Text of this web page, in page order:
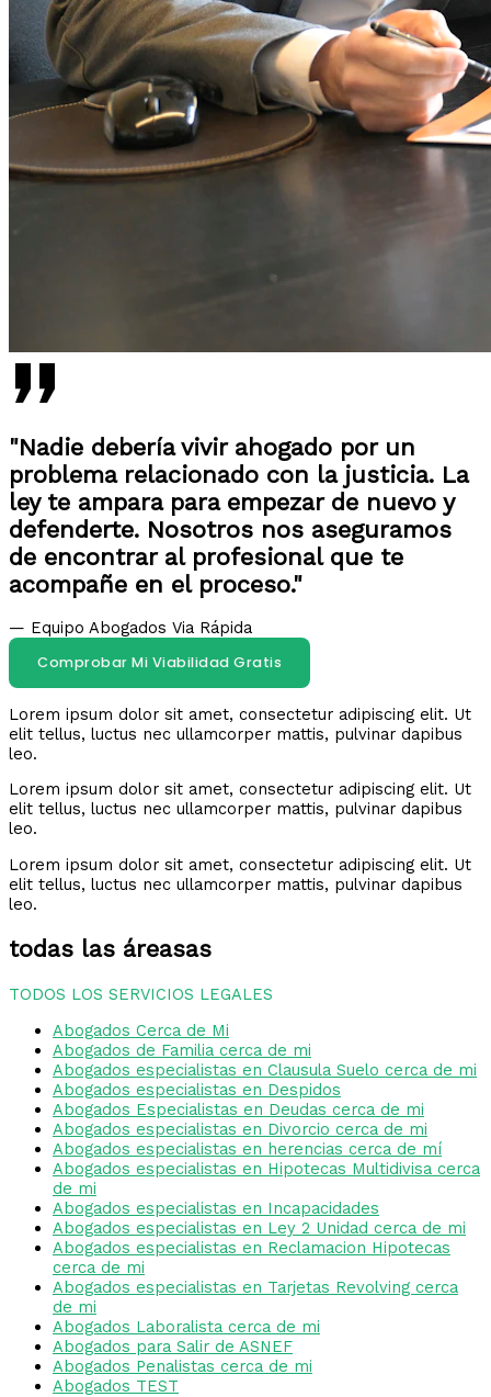
"Nadie debería vivir ahogado por un
problema relacionado con la justicia. La
ley te ampara para empezar de nuevo y
defenderte. Nosotros nos aseguramos
de encontrar al profesional que te
acompañe en el proceso."
— Equipo Abogados Via Rápida
Comprobar Mi Viabilidad Gratis
Lorem ipsum dolor sit amet, consectetur adipiscing elit. Ut
elit tellus, luctus nec ullamcorper mattis, pulvinar dapibus
leo.
Lorem ipsum dolor sit amet, consectetur adipiscing elit. Ut
elit tellus, luctus nec ullamcorper mattis, pulvinar dapibus
leo.
Lorem ipsum dolor sit amet, consectetur adipiscing elit. Ut
elit tellus, luctus nec ullamcorper mattis, pulvinar dapibus
leo.
todas las áreasas
TODOS LOS SERVICIOS LEGALES
Abogados Cerca de Mi
Abogados de Familia cerca de mi
Abogados especialistas en Clausula Suelo cerca de mi
Abogados especialistas en Despidos
Abogados Especialistas en Deudas cerca de mi
Abogados especialistas en Divorcio cerca de mi
Abogados especialistas en herencias cerca de mí
Abogados especialistas en Hipotecas Multidivisa cerca
de mi
Abogados especialistas en Incapacidades
Abogados especialistas en Ley 2 Unidad cerca de mi
Abogados especialistas en Reclamacion Hipotecas
cerca de mi
Abogados especialistas en Tarjetas Revolving cerca
de mi
Abogados Laboralista cerca de mi
Abogados para Salir de ASNEF
Abogados Penalistas cerca de mi
Abogados TEST